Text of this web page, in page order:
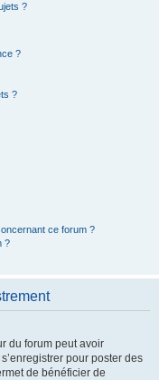
?
?
?
ce forum ?
?
du forum peut avoir
pour poster des
de bénéficier de